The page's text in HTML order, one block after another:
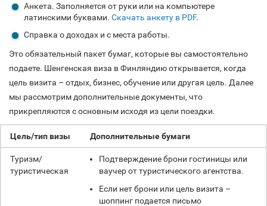
Анкета. Заполняется от руки или на компьютере
латинскими буквами. Скачать анкету в PDF.
Справка о доходах и с места работы.
Это обязательный пакет бумаг, которые вы самостоятельно
подаете. Шенгенская виза в Финляндию открывается, когда
цель визита – отдых, бизнес, обучение или другая цель. Далее
мы рассмотрим дополнительные документы, что
прикрепляются с основным исходя из цели поездки.
Цель/тип визы Дополнительные бумаги
Туризм/
туристическая
Подтверждение брони гостиницы или
ваучер от туристического агентства.
Если нет брони или цель визита –
шоппинг подается письмо